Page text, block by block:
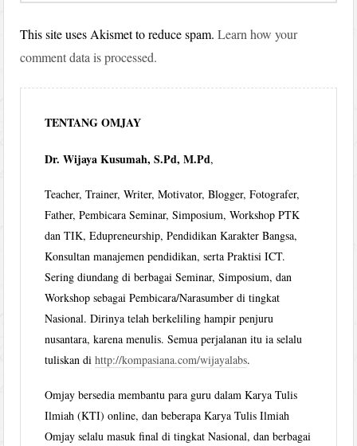
This site uses Akismet to reduce spam.Learn how your
comment data is processed.
TENTANG OMJAY
Dr. Wijaya Kusumah, S.Pd, M.Pd,
Teacher, Trainer, Writer, Motivator, Blogger, Fotografer,
Father, Pembicara Seminar, Simposium, Workshop PTK
dan TIK, Edupreneurship, Pendidikan Karakter Bangsa,
Konsultan manajemen pendidikan, serta Praktisi ICT.
Sering diundang di berbagai Seminar, Simposium, dan
Workshop sebagai Pembicara/Narasumber di tingkat
Nasional. Dirinya telah berkeliling hampir penjuru
nusantara, karena menulis. Semua perjalanan itu ia selalu
tuliskan dihttp://kompasiana.com/wijayalabs.
Omjay bersedia membantu para guru dalam Karya Tulis
Ilmiah (KTI) online, dan beberapa Karya Tulis Ilmiah
Omjay selalu masuk final di tingkat Nasional, dan berbagai